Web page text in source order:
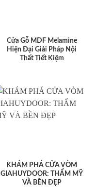
Cửa Gỗ MDF Melamine
Hiện Đại Giải Pháp Nội
Thất Tiết Kiệm
KHÁM PHÁ CỬA VÒM
GIAHUYDOOR: THẨM MỸ
VÀ BỀN ĐẸP